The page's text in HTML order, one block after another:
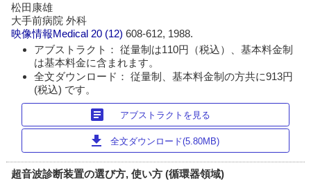
松田康雄
大手前病院 外科
映像情報Medical 20 (12)608-612, 1988.
アブストラクト： 従量制は110円（税込）、基本料金制
は基本料金に含まれます。
全文ダウンロード： 従量制、基本料金制の方共に913円
(税込) です。
article アブストラクトを見る
download 全文ダウンロード(5.80MB)
超音波診断装置の選び方, 使い方 (循環器領域)